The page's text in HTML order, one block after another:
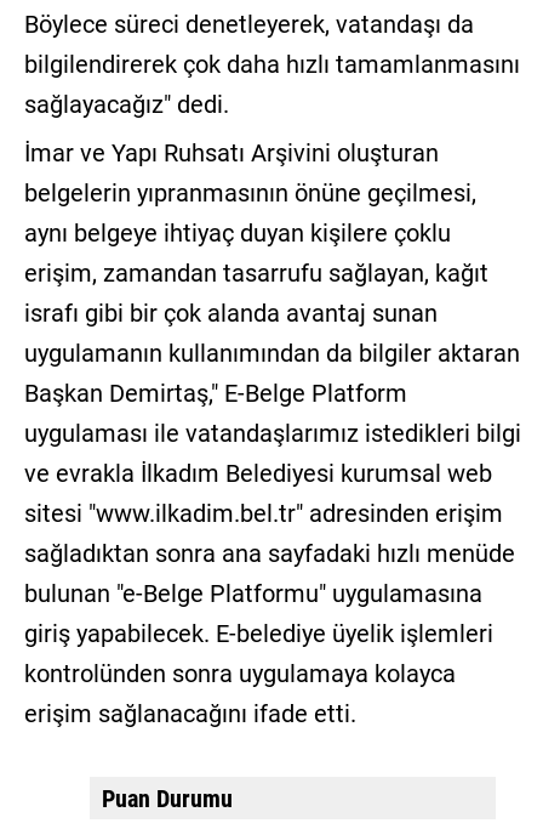
Böylece süreci denetleyerek, vatandaşı da
bilgilendirerek çok daha hızlı tamamlanmasını
sağlayacağız" dedi.
İmar ve Yapı Ruhsatı Arşivini oluşturan
belgelerin yıpranmasının önüne geçilmesi,
aynı belgeye ihtiyaç duyan kişilere çoklu
erişim, zamandan tasarrufu sağlayan, kağıt
israfı gibi bir çok alanda avantaj sunan
uygulamanın kullanımından da bilgiler aktaran
Başkan Demirtaş," E-Belge Platform
uygulaması ile vatandaşlarımız istedikleri bilgi
ve evrakla İlkadım Belediyesi kurumsal web
sitesi "www.ilkadim.bel.tr" adresinden erişim
sağladıktan sonra ana sayfadaki hızlı menüde
bulunan "e-Belge Platformu" uygulamasına
giriş yapabilecek. E-belediye üyelik işlemleri
kontrolünden sonra uygulamaya kolayca
erişim sağlanacağını ifade etti.
Puan Durumu